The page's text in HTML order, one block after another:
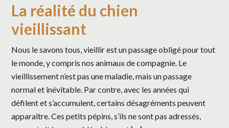
La réalité du chien
vieillissant
Nous le savons tous, vieillir est un passage obligé pour tout
le monde, y compris nos animaux de compagnie. Le
vieillissement n’est pas une maladie, mais un passage
normal et inévitable. Par contre, avec les années qui
défilent et s’accumulent, certains désagréments peuvent
apparaître. Ces petits pépins, s’ils ne sont pas adressés,